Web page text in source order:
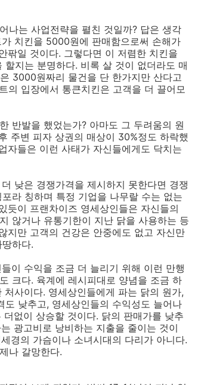
나는 사업전략을 펼친 것일까? 답은 생각
치킨을 5000원에 판매함으로써 손해가
팎일 것이다. 그렇다면 이 저렴한 치킨을
지는 분명하다. 비록 살 것이 없더라도 매
3000원짜리 물건을 단 한가지만 산다고
의 입장에서 통큰치킨은 고객을 더 끌어모
반발을 했었는가? 아마도 그 두려움의 원
주변 피자 상권의 매상이 30%정도 하락했
자들은 이런 사태가 자신들에게도 닥치는
낮은 경쟁가격을 제시하지 못한다면 경쟁
라 칭하며 특정 기업을 나무랄 수는 없는
듯이 프랜차이즈 영세상인들은 자신들의
않거나 유통기한이 지난 닭을 사용하는 등
지만 고객의 건강은 안중에도 없고 자신만
하다.
이 수익을 조금 더 늘리기 위해 이런 만행
크다. 육계에 레시피대로 양념을 조금 하
사이다. 영세상인들에게 파는 닭의 원가,
낮추고, 영세상인들의 수익성도 늘어나
없이 상승할 것이다. 닭의 판매가를 낮추
광고비로 낭비하는 지출을 줄이는 것이
경의 가슴이나 소녀시대의 다리가 아니다.
나 갈망한다.